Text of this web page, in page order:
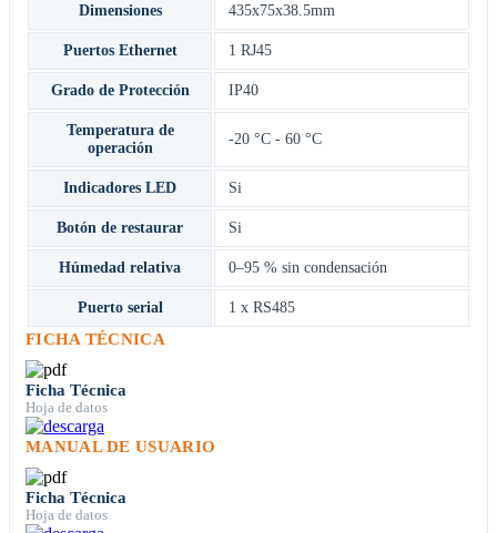
Dimensiones 435x75x38.5mm
Puertos Ethernet 1 RJ45
Grado de Protección IP40
Temperatura de
operación
-20 °C - 60 °C
Indicadores LED Si
Botón de restaurar Si
Húmedad relativa 0–95 % sin condensación
Puerto serial 1 x RS485
FICHA TÉCNICA
Ficha Técnica
Hoja de datos
MANUAL DE USUARIO
Ficha Técnica
Hoja de datos